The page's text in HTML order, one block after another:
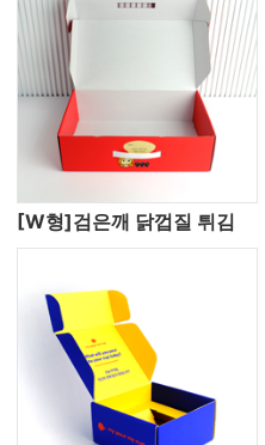
[W형]검은깨 닭껍질 튀김